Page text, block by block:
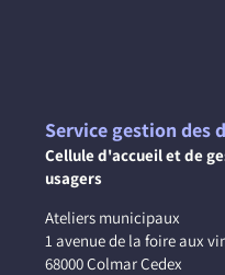
Service gestion des
Cellule d'accueil et de
usagers
Ateliers municipaux
1 avenue de la foire aux
68000 Colmar Cedex